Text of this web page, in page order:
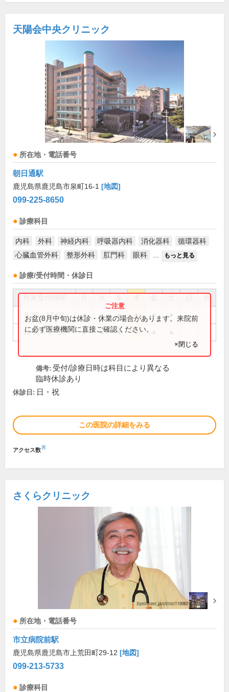
天陽会中央クリニック
所在地・電話番号
朝日通駅
鹿児島県鹿児島市泉町16-1 [地図]
099-225-8650
診療科目
内科 外科 神経内科 呼吸器内科 消化器科
循環器科
心臓血管外科
整形外科 肛門科 眼科 もっと見る
診療/受付時間・休診日
祝
8:30～13:00 ● ● ● ● ●
14:00～17:30 ● ● ● ●
お盆(8月中旬)は休診・休業の場合があります。来院前
に必ず医療機関に直接ご確認ください。
×閉じる
備考: 受付/診療日時は科目により異なる
臨時休診あり
休診日: 日・祝
この医院の詳細をみる
アクセス数※
さくらクリニック
所在地・電話番号
市立病院前駅
鹿児島県鹿児島市上荒田町29-12 [地図]
099-213-5733
診療科目